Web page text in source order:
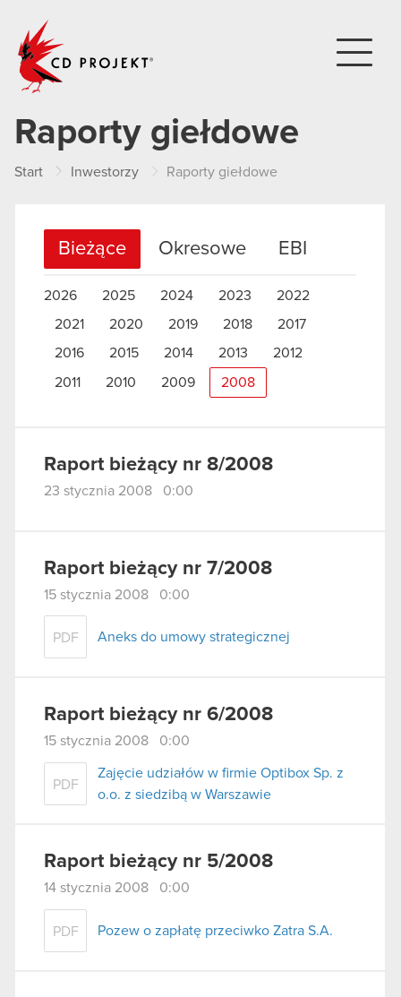
Raporty giełdowe
Start Inwestorzy Raporty giełdowe
Bieżące Okresowe EBI
2026 2025 2024 2023
2022
2021
2020 2019 2018
2017
2016
2015 2014 2013 2012
2011 2010 2009 2008
Raport bieżący nr 8/2008
23 stycznia 2008 0:00
Raport bieżący nr 7/2008
15 stycznia 2008 0:00
PDF Aneks do umowy strategicznej
Raport bieżący nr 6/2008
15 stycznia 2008 0:00
PDF
Zajęcie udziałów w firmie Optibox Sp. z
o.o. z siedzibą w Warszawie
Raport bieżący nr 5/2008
14 stycznia 2008 0:00
PDF Pozew o zapłatę przeciwko Zatra S.A.